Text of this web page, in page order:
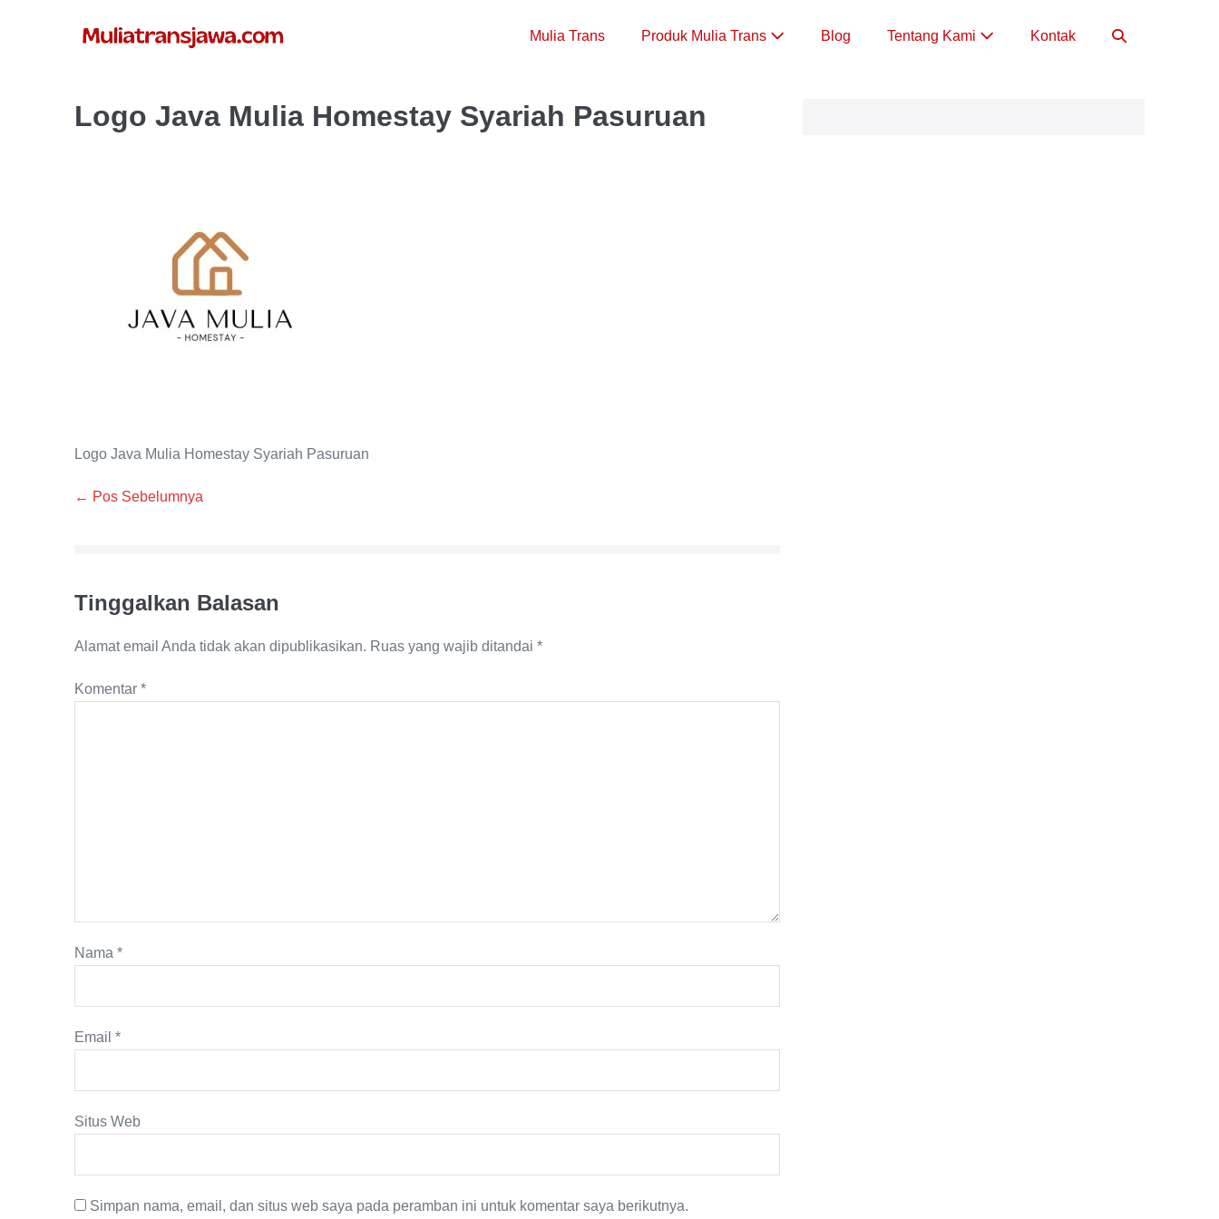
Mulia Trans Produk Mulia Trans Blog Tentang Kami Kontak
Toggle
Logo Java Mulia Homestay Syariah Pasuruan
Logo Java Mulia Homestay Syariah Pasuruan
Navigasi
← Pos Sebelumnya
Tinggalkan Balasan
Alamat email Anda tidak akan dipublikasikan. Ruas yang wajib ditandai *
Komentar *
Nama *
Email *
Situs Web
Simpan nama, email, dan situs web saya pada peramban ini untuk komentar saya berikutnya.